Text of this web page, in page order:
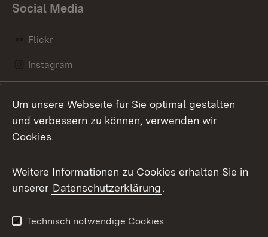
Social Media
Flickr
Instagram
Mastodon
Messenger
Social Wall
X / Twitter
Youtube
Um unsere Webseite für Sie optimal gestalten
und verbessern zu können, verwenden wir
Cookies.
Weitere Informationen zu Cookies erhalten Sie in
unserer Datenschutzerklärung.
Technisch notwendige Cookies